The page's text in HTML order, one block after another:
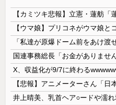
【ウマ娘】プリコネがウマ娘と
X、収益化が9/7に終わる